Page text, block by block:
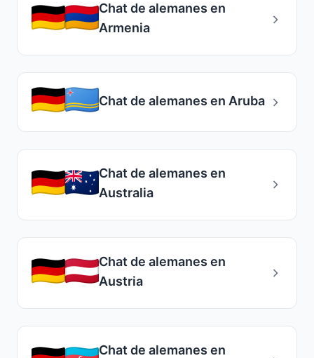
Chat de alemanes en
Armenia
Chat de alemanes en Aruba
Chat de alemanes en
Australia
Chat de alemanes en
Austria
Chat de alemanes en